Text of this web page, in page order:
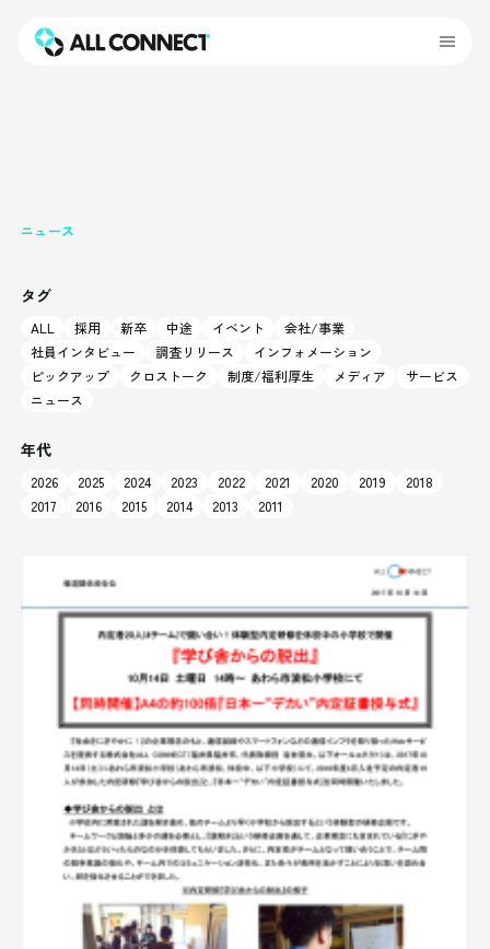
ニュース
タグ
ALL 採用 新卒 中途 イベント
会社/事業
社員インタビュー
調査リリース
インフォメーション
ピックアップ
クロストーク 制度/福利厚生 メディア
サービス
ニュース
年代
2026 2025 2024 2023 2022 2021 2020 2019
2018
2017
2016 2015 2014 2013 2011